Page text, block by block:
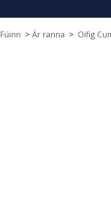
Fúinn Ár ranna Oifig